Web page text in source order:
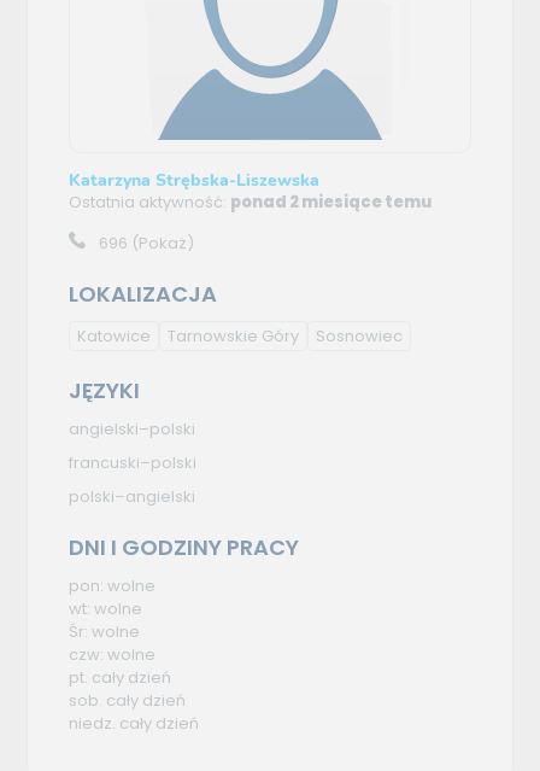
Katarzyna Strębska-Liszewska
Ostatnia aktywność: ponad 2 miesiące temu
696 (Pokaż)
LOKALIZACJA
Katowice Tarnowskie Góry Sosnowiec
JĘZYKI
angielski–polski
francuski–polski
polski–angielski
DNI I GODZINY PRACY
pon: wolne
wt: wolne
Śr: wolne
czw: wolne
pt. cały dzień
sob. cały dzień
niedz. cały dzień